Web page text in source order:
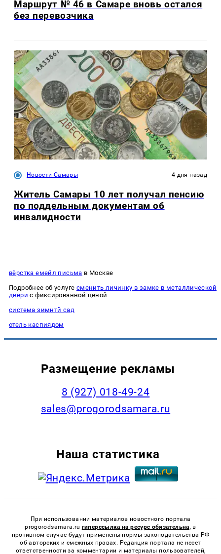
Маршрут № 46 в Самаре вновь остался
без перевозчика
Новости Самары 4 дня назад
Житель Самары 10 лет получал пенсию
по поддельным документам об
инвалидности
вёрстка емейл письма в Москве
Подробнее об услуге сменить личинку в замке в металлической
двери с фиксированной ценой
система зимнтй сад
отель каспиядом
Размещение рекламы
8 (927) 018-49-24
sales@progorodsamara.ru
Наша статистика
При использовании материалов новостного портала
progorodsamara.ru гиперссылка на ресурс обязательна, в
противном случае будут применены нормы законодательства РФ
об авторских и смежных правах. Редакция портала не несет
ответственности за комментарии и материалы пользователей,